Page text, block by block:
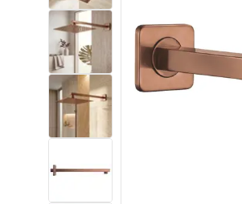
Canaline di scarico
Set di vaso WC e bidet
Lavabi
Vasche da bagno e schermi